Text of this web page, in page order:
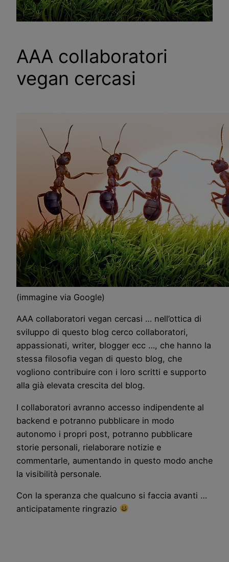
AAA collaboratori
vegan cercasi
(immagine via Google)
AAA collaboratori vegan cercasi … nell’ottica di
sviluppo di questo blog cerco collaboratori,
appassionati, writer, blogger ecc …, che hanno la
stessa filosofia vegan di questo blog, che
vogliono contribuire con i loro scritti e supporto
alla già elevata crescita del blog.
I collaboratori avranno accesso indipendente al
backend e potranno pubblicare in modo
autonomo i propri post, potranno pubblicare
storie personali, rielaborare notizie e
commentarle, aumentando in questo modo anche
la visibilità personale.
Con la speranza che qualcuno si faccia avanti …
anticipatamente ringrazio